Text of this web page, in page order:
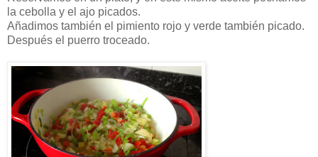
la cebolla y el ajo picados.
Añadimos también el pimiento rojo y verde también picado.
Después el puerro troceado.